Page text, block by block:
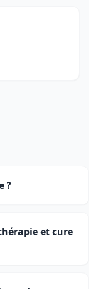
?
et cure